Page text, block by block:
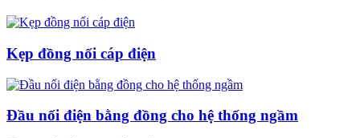
Kẹp đồng nối cáp điện
Đầu nối điện bằng đồng cho hệ thống ngầm